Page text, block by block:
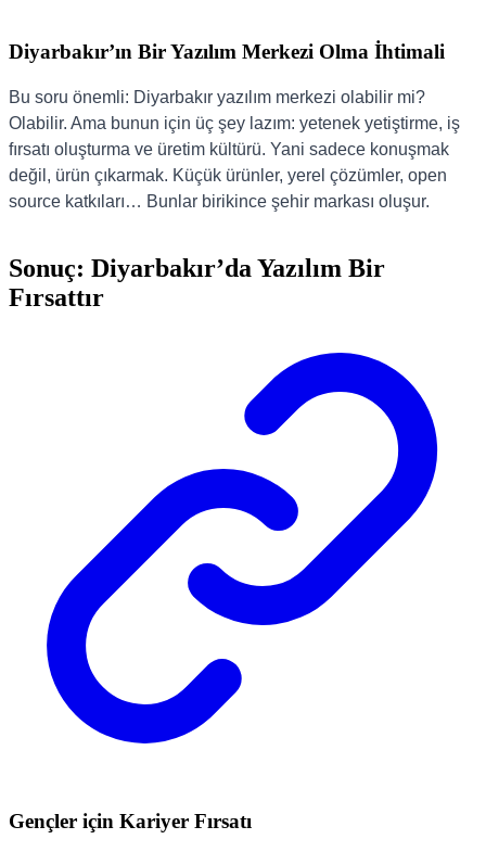
Diyarbakır’ın Bir Yazılım Merkezi Olma İhtimali
Bu soru önemli: Diyarbakır yazılım merkezi olabilir mi?
Olabilir. Ama bunun için üç şey lazım: yetenek yetiştirme, iş
fırsatı oluşturma ve üretim kültürü. Yani sadece konuşmak
değil, ürün çıkarmak. Küçük ürünler, yerel çözümler, open
source katkıları… Bunlar birikince şehir markası oluşur.
Sonuç: Diyarbakır’da Yazılım Bir
Fırsattır
Gençler için Kariyer Fırsatı